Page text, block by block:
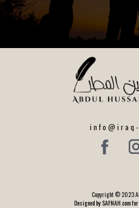
Copyright © 2023
Designed by SAFNAH.com